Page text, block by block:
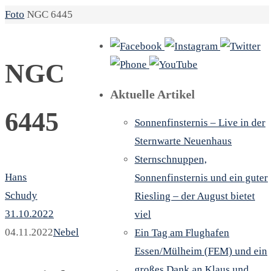
Start
Foto NGC 6445
NGC
6445
Hans
Schudy
31.10.2022
04.11.2022Nebel
Aktuelle Artikel
Sonnenfinsternis – Live in der
Sternwarte Neuenhaus
Sternschnuppen,
Sonnenfinsternis und ein guter
Riesling – der August bietet
viel
Ein Tag am Flughafen
Essen/Mülheim (FEM) und ein